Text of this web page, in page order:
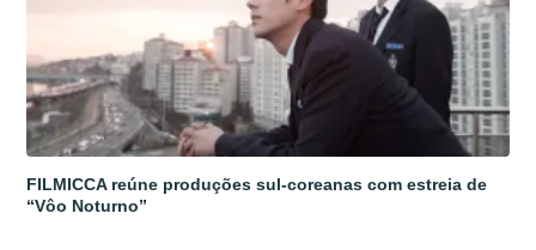
FILMICCA reúne produções sul-coreanas com estreia de
“Vôo Noturno”